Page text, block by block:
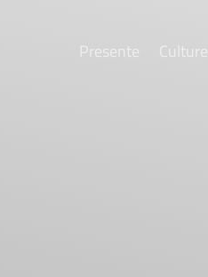
Presente Culture